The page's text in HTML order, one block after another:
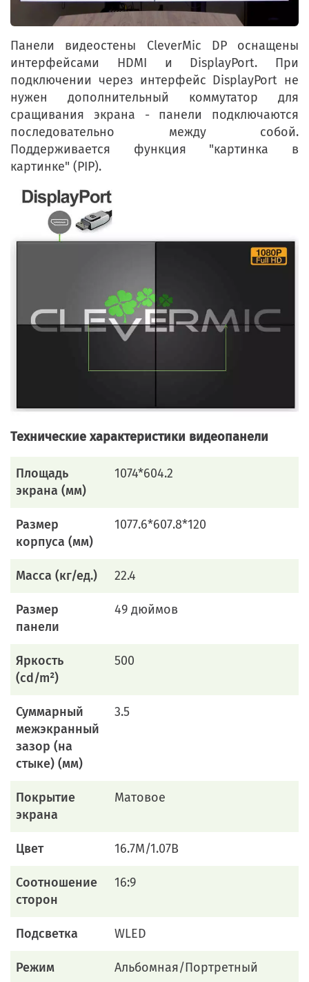
Панели видеостены CleverMic DP оснащены
интерфейсами HDMI и DisplayPort. При
подключении через интерфейс DisplayPort не
нужен дополнительный коммутатор для
сращивания экрана - панели подключаются
последовательно между собой.
Поддерживается функция "картинка в
картинке" (PIP).
Технические характеристики видеопанели
Площадь
экрана (мм)
1074*604.2
Размер
корпуса (мм)
1077.6*607.8*120
Масса (кг/ед.) 22.4
Размер
панели
49 дюймов
Яркость
(cd/m²)
500
Суммарный
межэкранный
зазор (на
стыке) (мм)
3.5
Покрытие
экрана
Матовое
Цвет 16.7M/1.07B
Соотношение
сторон
16:9
Подсветка WLED
Режим
Альбомная/Портретный